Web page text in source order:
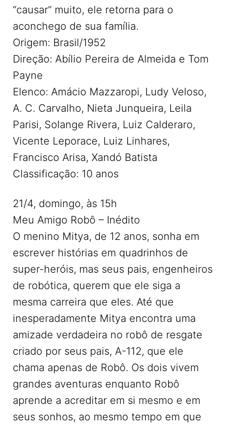
“causar” muito, ele retorna para o
aconchego de sua família.
Origem: Brasil/1952
Direção: Abílio Pereira de Almeida e Tom
Payne
Elenco: Amácio Mazzaropi, Ludy Veloso,
A. C. Carvalho, Nieta Junqueira, Leila
Parisi, Solange Rivera, Luiz Calderaro,
Vicente Leporace, Luiz Linhares,
Francisco Arisa, Xandó Batista
Classificação: 10 anos
21/4, domingo, às 15h
Meu Amigo Robô – Inédito
O menino Mitya, de 12 anos, sonha em
escrever histórias em quadrinhos de
super-heróis, mas seus pais, engenheiros
de robótica, querem que ele siga a
mesma carreira que eles. Até que
inesperadamente Mitya encontra uma
amizade verdadeira no robô de resgate
criado por seus pais, A-112, que ele
chama apenas de Robô. Os dois vivem
grandes aventuras enquanto Robô
aprende a acreditar em si mesmo e em
seus sonhos, ao mesmo tempo em que